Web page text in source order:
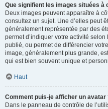
Que signifient les images situées à
Deux images peuvent apparaître à
consultez un sujet. Une d’elles peut
généralement représentée par des
permet d’indiquer votre activité
publié, ou permet de différencier
image, généralement plus grande,
qui est bien souvent unique et
Haut
Comment puis-je afficher un avatar
Dans le panneau de contrôle de